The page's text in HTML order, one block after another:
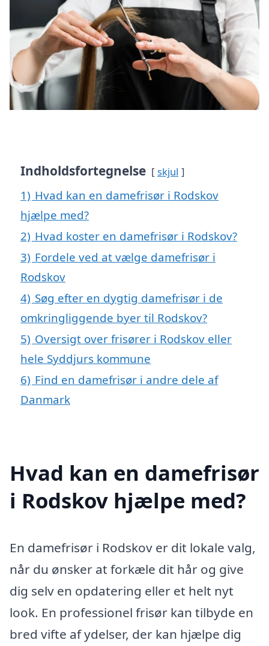
Indholdsfortegnelse skjul
1) Hvad kan en damefrisør i Rodskov
hjælpe med?
2) Hvad koster en damefrisør i Rodskov?
3) Fordele ved at vælge damefrisør i
Rodskov
4) Søg efter en dygtig damefrisør i de
omkringliggende byer til Rodskov?
5) Oversigt over frisører i Rodskov eller
hele Syddjurs kommune
6) Find en damefrisør i andre dele af
Danmark
Hvad kan en damefrisør
i Rodskov hjælpe med?
En damefrisør i Rodskov er dit lokale valg,
når du ønsker at forkæle dit hår og give
dig selv en opdatering eller et helt nyt
look. En professionel frisør kan tilbyde en
bred vifte af ydelser, der kan hjælpe dig